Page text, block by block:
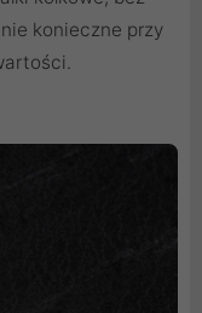
konieczne przy